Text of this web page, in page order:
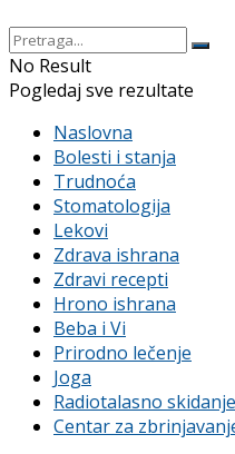
No Result
Pogledaj sve rezultate
Naslovna
Bolesti i stanja
Trudnoća
Stomatologija
Lekovi
Zdrava ishrana
Zdravi recepti
Hrono ishrana
Beba i Vi
Prirodno lečenje
Joga
Radiotalasno
Centar za